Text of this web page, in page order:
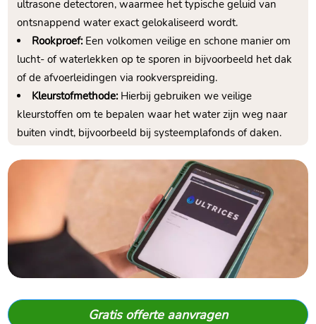
ultrasone detectoren, waarmee het typische geluid van
ontsnappend water exact gelokaliseerd wordt.​
Rookproef:Een volkomen veilige en schone manier om
lucht- of waterlekken op te sporen in bijvoorbeeld het dak
of de afvoerleidingen via rookverspreiding.​
Kleurstofmethode:Hierbij gebruiken we veilige
kleurstoffen om te bepalen waar het water zijn weg naar
buiten vindt, bijvoorbeeld bij systeemplafonds of daken.​
Gratis offerte aanvragen